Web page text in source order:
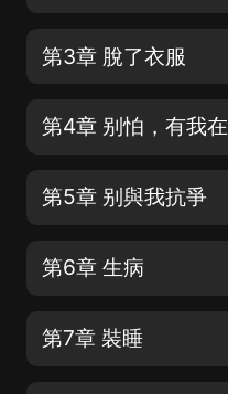
第3章 脫了衣服
第4章 别怕，有我在
第5章 别與我抗爭
第6章 生病
第7章 裝睡